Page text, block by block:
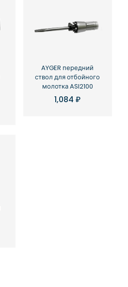
AYGER передний
ствол для отбойного
молотка ASI2100
1,084₽